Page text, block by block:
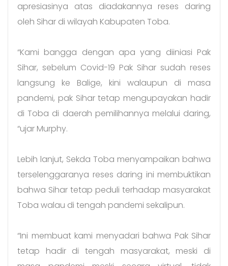
apresiasinya atas diadakannya reses daring
oleh Sihar di wilayah Kabupaten Toba.
“Kami bangga dengan apa yang diiniasi Pak
Sihar, sebelum Covid-19 Pak Sihar sudah reses
langsung ke Balige, kini walaupun di masa
pandemi, pak Sihar tetap mengupayakan hadir
di Toba di daerah pemilihannya melalui daring,
“ujar Murphy.
Lebih lanjut, Sekda Toba menyampaikan bahwa
terselenggaranya reses daring ini membuktikan
bahwa Sihar tetap peduli terhadap masyarakat
Toba walau di tengah pandemi sekalipun.
“Ini membuat kami menyadari bahwa Pak Sihar
tetap hadir di tengah masyarakat, meski di